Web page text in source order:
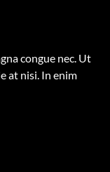
congue nec. Ut
at nisi. In enim